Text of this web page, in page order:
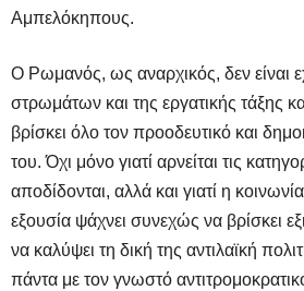
Αμπελόκηπους.
Ο Ρωμανός, ως αναρχικός, δεν είναι
στρωμάτων και της εργατικής τάξης
βρίσκει όλο τον προοδευτικό και
του. Όχι μόνο γιατί αρνείται τις
αποδίδονται, αλλά και γιατί η
εξουσία ψάχνει συνεχώς να βρίσκει
να καλύψει τη δική της αντιλαϊκή
πάντα με τον γνωστό